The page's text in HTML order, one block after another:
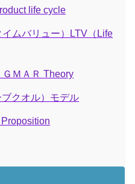
life cycle
ムバリュー）LTV（Life
ＭＡＲ Theory
クオル）モデル